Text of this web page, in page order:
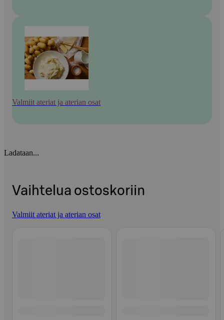
Valmiit ateriat ja aterian osat
Ladataan...
Vaihtelua ostoskoriin
Valmiit ateriat ja aterian osat